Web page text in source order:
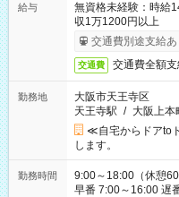
給与
無資格未経験：時
収1万1200円以上
交通費別途支給あ
交通費 交通費全額
勤務地
大阪市天王寺区
天王寺駅 / 大阪上本
≪自宅からドアto
します。
勤務時間
9:00～18:00（休憩60分） ■ご希望があれば下記シ
早番 7:00～16:00 遅番